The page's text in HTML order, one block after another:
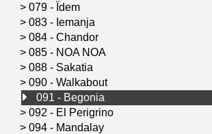
> 079 - Ïdem
> 083 - Iemanja
> 084 - Chandor
> 085 - NOA NOA
> 088 - Sakatia
> 090 - Walkabout
091 - Begonia
> 092 - El Perigrino
> 094 - Mandalay